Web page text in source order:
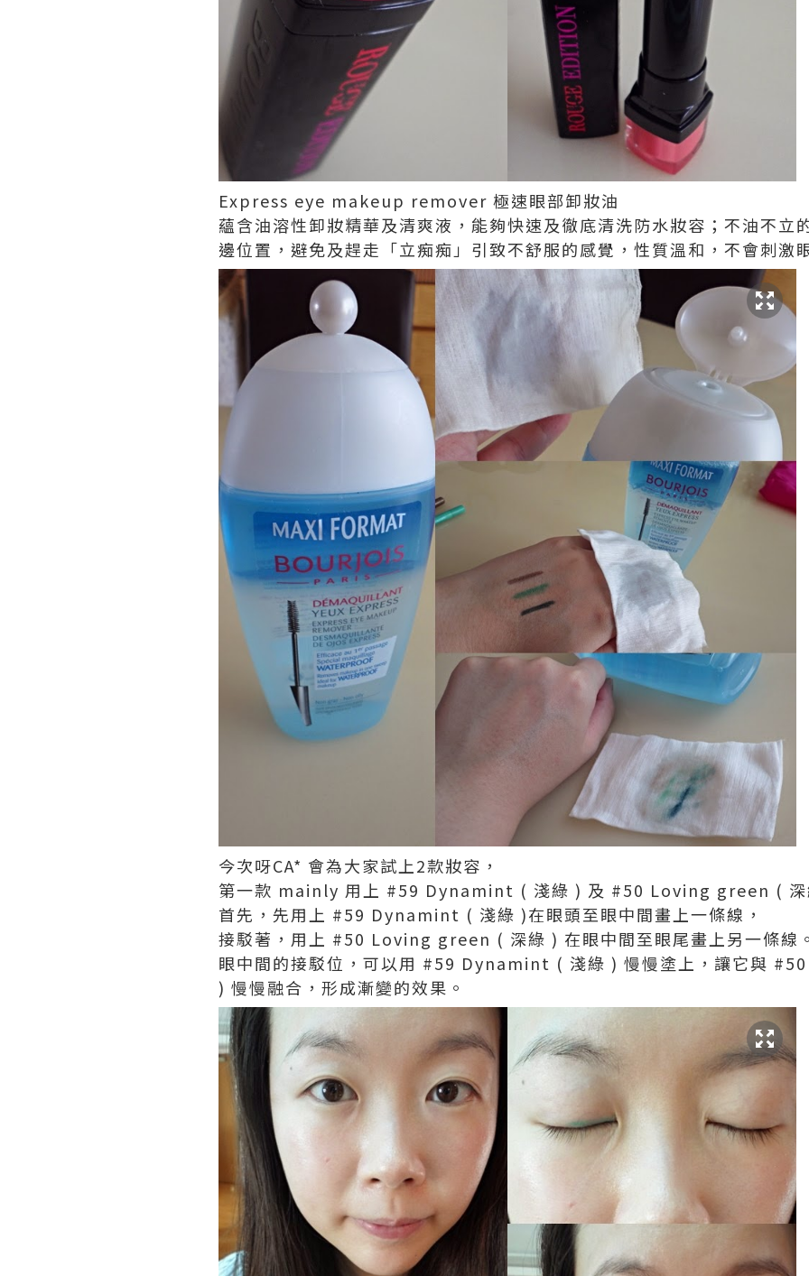
Express eye makeup remover 極速眼部卸妝油
蘊含油溶性卸妝精華及清爽液，能夠快速及徹底清洗防水妝容；不油不立
邊位置，避免及趕走「立痴痴」引致不舒服的感覺，性質溫和，不會刺激
今次呀CA* 會為大家試上2款妝容，
第一款 mainly 用上 #59 Dynamint ( 淺綠 ) 及 #50 Loving green ( 深
首先，先用上 #59 Dynamint ( 淺綠 )在眼頭至眼中間畫上一條線，
接駁著，用上 #50 Loving green ( 深綠 ) 在眼中間至眼尾畫上另一條線。
眼中間的接駁位，可以用 #59 Dynamint ( 淺綠 ) 慢慢塗上，讓它與
) 慢慢融合，形成漸變的效果。